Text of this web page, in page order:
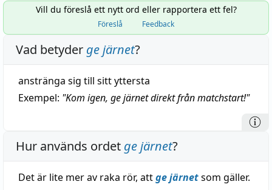
Vill du föreslå ett nytt ord eller rapportera ett fel?
Föreslå Feedback
Vad betyder ge järnet?
anstränga sig till sitt yttersta
Exempel: "Kom igen, ge järnet direkt från matchstart!"
Hur används ordet ge järnet?
Det är lite mer av raka rör, attge järnetsom gäller.